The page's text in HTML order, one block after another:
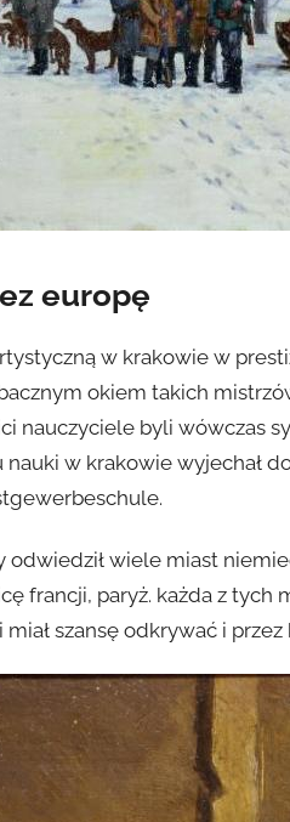
europę
w krakowie w
okiem takich
nauczyciele byli wówczas
w krakowie wyjechał
wiele miast
francji, paryż. każda z tych
szansę odkrywać i przez